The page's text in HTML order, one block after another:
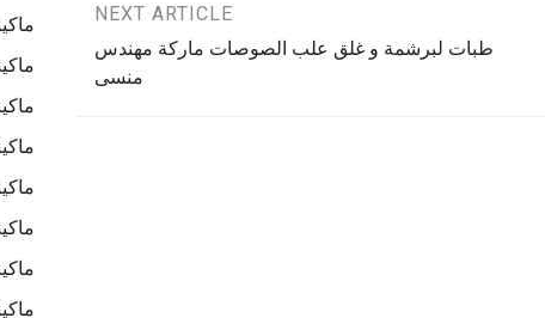
NEXT ARTICLE
طبات لبرشمة و غلق علب الصوصات ماركة مهندس
منسى